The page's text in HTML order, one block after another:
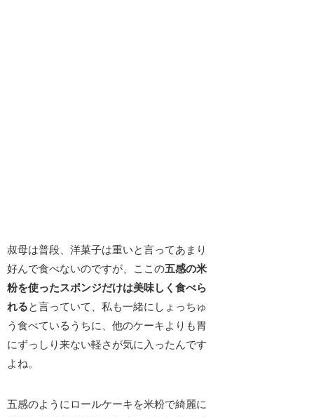
叔母は普段、洋菓子は重いと言ってあまり
好んで食べないのですが、ここの五感の米
粉を使ったスポンジだけは美味しく食べら
れると言っていて、私も一緒にしょっちゅ
う食べているうちに、他のケーキよりも 胃
にずっしり来ない軽さ が気に入ったんです
よね。
五感のようにロールケーキを米粉で綺麗に